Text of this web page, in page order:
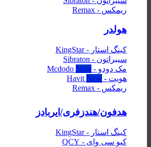
ریمکس - Remax
هولدر
کینگ استار - KingStar
سیبراتون - Sibraton
مک دودو - Mcdodo
هویت - Havit
ریمکس - Remax
هدفون/هندزفری/ایربادز
کینگ استار - KingStar
کیو سی وای - QCY